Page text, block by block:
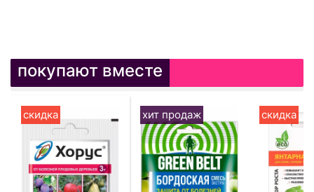
покупают вместе
скидка хит продаж скидка